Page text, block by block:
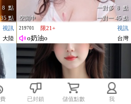
8 點
點
視訊
大陸
空閒中
一對多 8 點
一對一 45 點
限21+
視訊
219701
o奶油o 台灣
已封鎖 儲值點數 我